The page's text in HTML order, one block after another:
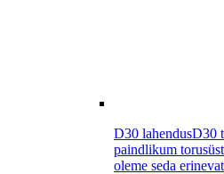
D30 lahendusD30
paindlikum
oleme seda